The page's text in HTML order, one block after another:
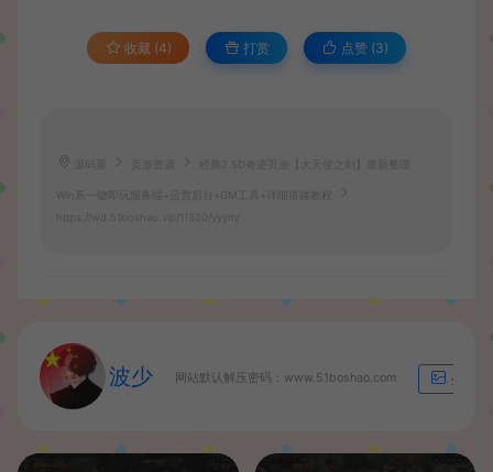
收藏 (4) 打赏 点赞 (3)
页游资源 经典2.5D奇迹页游【大天使之剑】最新整理
Win系一键即玩服务端+运营后台+GM工具+详细搭建教程
https://wd.51boshao.vip/11320/yyym/
波少 网站默认解压密码：www.51boshao.com 生成海